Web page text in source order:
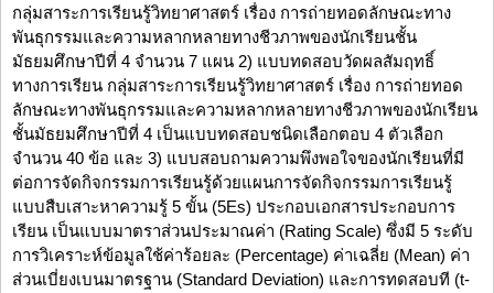
กลุ่มสาระการเรียนรู้วิทยาศาสตร์ เรื่อง การถ่ายทอดลักษณะทาง
พันธุกรรมและความหลากหลายทางชีวภาพของนักเรียนชั้น
มัธยมศึกษาปีที่ 4 จำนวน 7 แผน 2) แบบทดสอบวัดผลสัมฤทธิ์
ทางการเรียน กลุ่มสาระการเรียนรู้วิทยาศาสตร์ เรื่อง การถ่ายทอด
ลักษณะทางพันธุกรรมและความหลากหลายทางชีวภาพของนักเรียน
ชั้นมัธยมศึกษาปีที่ 4 เป็นแบบทดสอบชนิดเลือกตอบ 4 ตัวเลือก
จำนวน 40 ข้อ และ 3) แบบสอบถามความพึงพอใจของนักเรียนที่มี
ต่อการจัดกิจกรรมการเรียนรู้ด้วยแผนการจัดกิจกรรมการเรียนรู้
แบบสืบเสาะหาความรู้ 5 ขั้น (5Es) ประกอบเอกสารประกอบการ
เรียน เป็นแบบมาตราส่วนประมาณค่า (Rating Scale) ซึ่งมี 5 ระดับ
การวิเคราะห์ข้อมูลใช้ค่าร้อยละ (Percentage) ค่าเฉลี่ย (Mean) ค่า
ส่วนเบี่ยงเบนมาตรฐาน (Standard Deviation) และการทดสอบที (t-